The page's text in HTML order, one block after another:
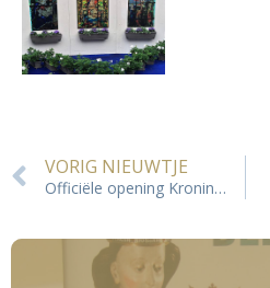
VORIG NIEUWTJE
Officiële opening Kroningssecretariaat